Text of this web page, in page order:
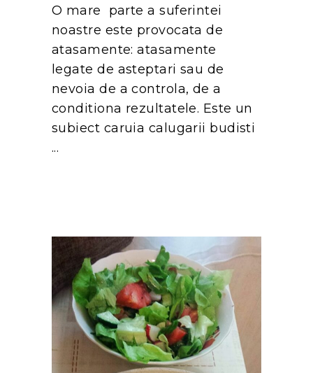
O mare parte a suferintei
noastre este provocata de
atasamente: atasamente
legate de asteptari sau de
nevoia de a controla, de a
conditiona rezultatele. Este un
subiect caruia calugarii budisti